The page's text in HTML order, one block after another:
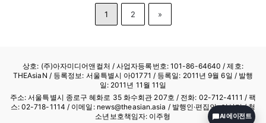
1 2 »
상호: (주)아자미디어앤컬처 /사업자등록번호: 101-86-64640 / 제호:
THEAsiaN / 등록정보: 서울특별시 아01771 / 등록일: 2011년 9월 6일 / 발행
일: 2011년 11월 11일
주소: 서울특별시 종로구 혜화로 35 화수회관 207호 / 전화: 02-712-4111 / 팩
스: 02-718-1114 / 이메일: news@theasian.asia / 발행인·편집인: 이상기 / 청
소년보호책임자: 이주형
AI 에이전트